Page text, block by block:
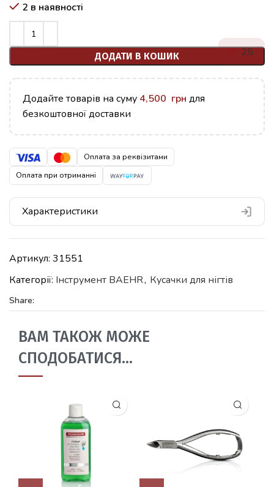
2 в наявності
ДОДАТИ В КОШИК 25
Додайте товарів на суму 4,500 грн для
безкоштовної доставки
Оплата за реквізитами
Оплата при отриманні
Характеристики
Артикул: 31551
Категорії: Iнструмент BAEHR, Кусачки для нігтів
Share:
ВАМ ТАКОЖ МОЖЕ
СПОДОБАТИСЯ…